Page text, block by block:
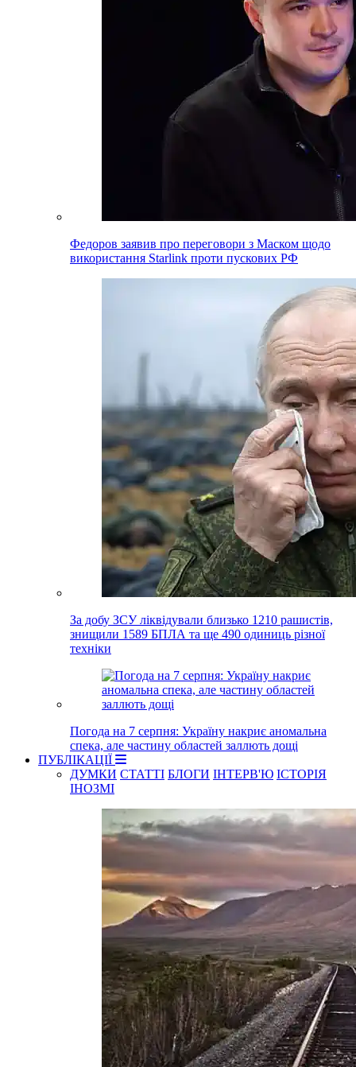
Федоров заявив про переговори з Маском щодо
використання Starlink проти пускових РФ
За добу ЗСУ ліквідували близько 1210 рашистів,
знищили 1589 БПЛА та ще 490 одиниць різної
техніки
Погода на 7 серпня: Україну накриє аномальна
спека, але частину областей заллють дощі
ПУБЛІКАЦІЇ
ДУМКИ СТАТТІ БЛОГИ ІНТЕРВ'Ю ІСТОРІЯ
ІНОЗМІ